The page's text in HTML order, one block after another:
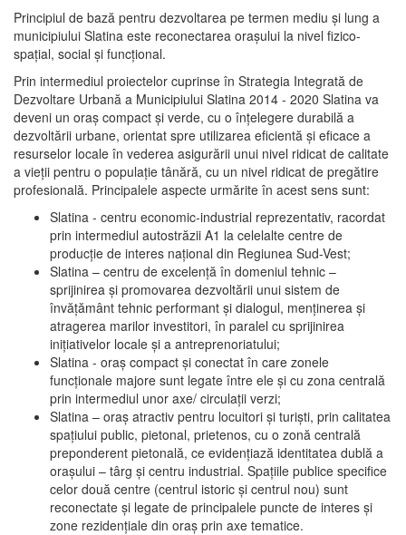
Principiul de bază pentru dezvoltarea pe termen mediu şi lung a
municipiului Slatina este reconectarea oraşului la nivel fizico-
spaţial, social şi funcţional.
Prin intermediul proiectelor cuprinse în Strategia Integrată de
Dezvoltare Urbană a Municipiului Slatina 2014 - 2020 Slatina va
deveni un oraş compact şi verde, cu o înţelegere durabilă a
dezvoltării urbane, orientat spre utilizarea eficientă şi eficace a
resurselor locale în vederea asigurării unui nivel ridicat de calitate
a vieţii pentru o populaţie tânără, cu un nivel ridicat de pregătire
profesională. Principalele aspecte urmărite în acest sens sunt:
Slatina - centru economic-industrial reprezentativ, racordat
prin intermediul autostrăzii A1 la celelalte centre de
producţie de interes naţional din Regiunea Sud-Vest;
Slatina – centru de excelenţă în domeniul tehnic –
sprijinirea şi promovarea dezvoltării unui sistem de
învăţământ tehnic performant şi dialogul, menţinerea şi
atragerea marilor investitori, în paralel cu sprijinirea
iniţiativelor locale şi a antreprenoriatului;
Slatina - oraş compact şi conectat în care zonele
funcţionale majore sunt legate între ele şi cu zona centrală
prin intermediul unor axe/ circulații verzi;
Slatina – oraş atractiv pentru locuitori şi turişti, prin calitatea
spaţiului public, pietonal, prietenos, cu o zonă centrală
preponderent pietonală, ce evidenţiază identitatea dublă a
oraşului – târg şi centru industrial. Spaţiile publice specifice
celor două centre (centrul istoric şi centrul nou) sunt
reconectate şi legate de principalele puncte de interes şi
zone rezidenţiale din oraş prin axe tematice.